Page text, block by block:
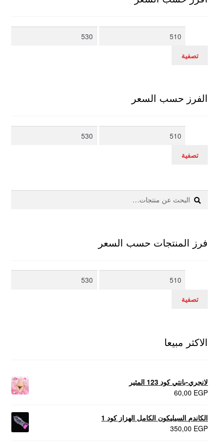
أدنى
أعلى
تصفية
الفرز حسب السعر
أدنى
أعلى
تصفية
البحث
عن:
بحث
فرز المنتجات حسب السعر
أدنى
أعلى
تصفية
الاكثر مبيعا
لانجري-بانتي كود 123 المثير
60,00 EGP
الكاندم السيليكون الكامل الهزاز كود 1
350,00 EGP